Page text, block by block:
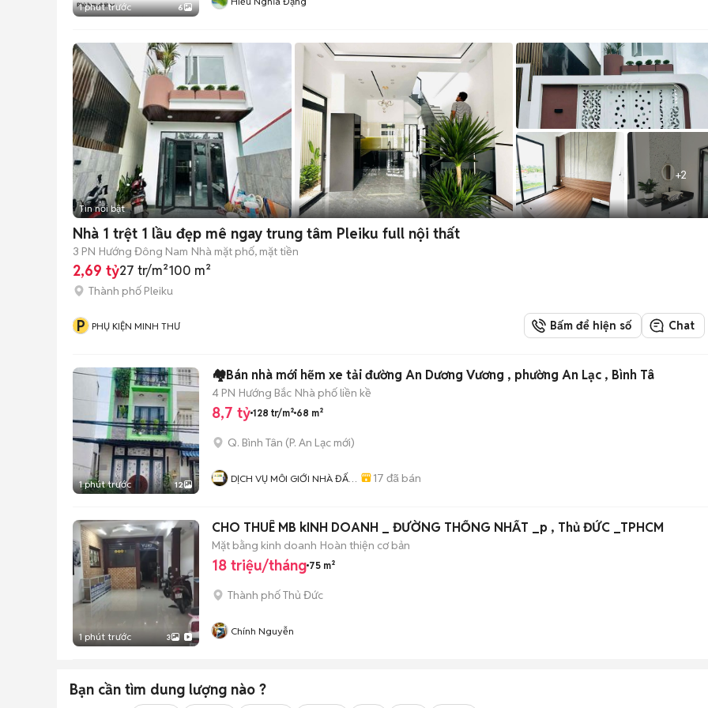
1 phút trước 6
+2
Tin nổi bật
Nhà 1 trệt 1 lầu đẹp mê ngay trung tâm Pleiku full nội thất
3 PN Hướng Đông Nam Nhà mặt phố, mặt tiền
2,69 tỷ27 tr/m²100 m²
Thành phố Pleiku
P PHỤ KIỆN MINH THƯ Bấm để hiện số Chat
1 phút trước 12
🏘️Bán nhà mới hẽm xe tải đường An Dương Vương , phường An Lạc , Bình Tâ
4 PN Hướng Bắc Nhà phố liền kề
8,7 tỷ 128 tr/m² 68 m²
Q. Bình Tân (P. An Lạc mới)
DỊCH VỤ MÔI GIỚI NHÀ ĐẤT
17 đã bán
1 phút trước 3
CHO THUÊ MB kINH DOANH _ ĐƯỜNG THỐNG NHẤT _p , Thủ ĐỨC _TPHCM
Mặt bằng kinh doanh Hoàn thiện cơ bản
18 triệu/tháng 75 m²
Thành phố Thủ Đức
Chính Nguyễn
Bạn cần tìm dung lượng nào ?